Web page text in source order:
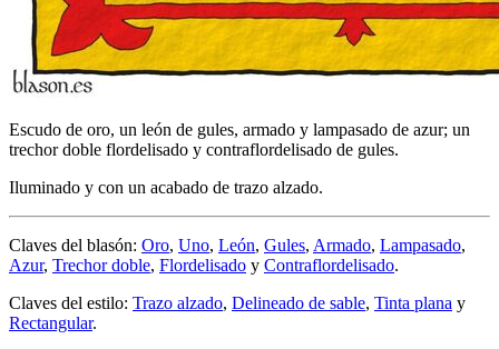
Escudo de oro, un león de gules, armado y lampasado de azur; un
trechor doble flordelisado y contraflordelisado de gules.
Iluminado y con un acabado de trazo alzado.
Claves del blasón: Oro, Uno, León, Gules, Armado, Lampasado,
Azur, Trechor doble, Flordelisado y Contraflordelisado.
Claves del estilo: Trazo alzado, Delineado de sable, Tinta plana y
Rectangular.